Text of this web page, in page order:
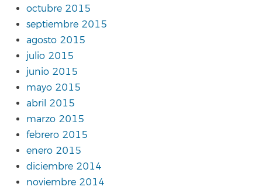
octubre 2015
septiembre 2015
agosto 2015
julio 2015
junio 2015
mayo 2015
abril 2015
marzo 2015
febrero 2015
enero 2015
diciembre 2014
noviembre 2014